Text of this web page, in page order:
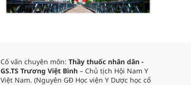
Cố vấn chuyên môn: Thầy thuốc nhân dân -
GS.TS Trương Việt Bình – Chủ tịch Hội Nam Y
Việt Nam. (Nguyên GĐ Học viện Y Dược học cổ